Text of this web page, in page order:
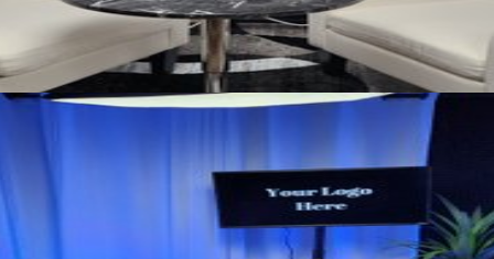
Voir toutes photos